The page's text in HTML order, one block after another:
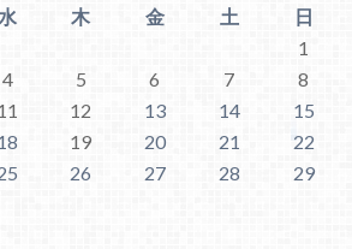
水 木 金 土
日
1
4 5 6 7
8
12 13 14
15
19 20 21
22
26 27 28
29